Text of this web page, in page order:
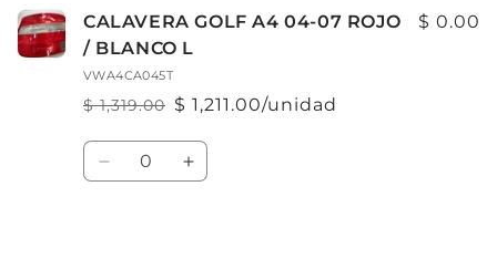
CALAVERA GOLF A4 04-07 ROJO
/ BLANCO L
VWA4CA045T
Precio
habitual
$ 1,319.00
Precio
de
oferta
$ 1,211.00/unidad
$ 0.00
Cantidad
Reducir
Aumentar